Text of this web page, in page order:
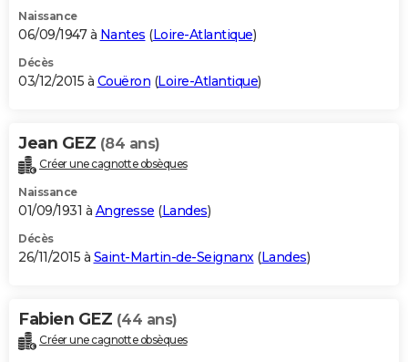
Naissance
06/09/1947 à Nantes (Loire-Atlantique)
Décès
03/12/2015 à Couëron (Loire-Atlantique)
Jean GEZ (84 ans)
Créer une cagnotte obsèques
Naissance
01/09/1931 à Angresse (Landes)
Décès
26/11/2015 à Saint-Martin-de-Seignanx(Landes)
Fabien GEZ (44 ans)
Créer une cagnotte obsèques